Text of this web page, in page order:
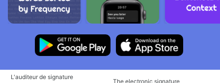
L'auditeur de signature
The electronic signature